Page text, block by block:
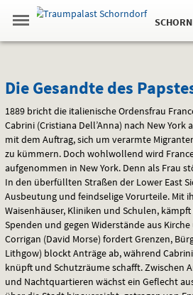
Springe
zum
,zum
.
Navigation
Gehe
zur
Standortauswahl
Standort:
Hinweis
Die
Gesandte
des
Papstes
Die Gesandte des
1889 bricht die italienische Ordensfrau
Cabrini (Cristiana Dell’Anna) nach New York
mit dem Auftrag, sich um verarmte
zu kümmern. Doch wohlwollend wird
aufgenommen in New York. Denn als Frau
In den überfüllten Straßen der Lower East
Ausbeutung und feindselige Vorurteile. Mit
Waisenhäuser, Kliniken und Schulen,
Spenden und gegen Widerstände aus
Corrigan (David Morse) fordert Grenzen,
Lithgow) blockt Anträge ab, während
knüpft und Schutzräume schafft. Zwischen
und Nachtquartieren wächst ein Geflecht